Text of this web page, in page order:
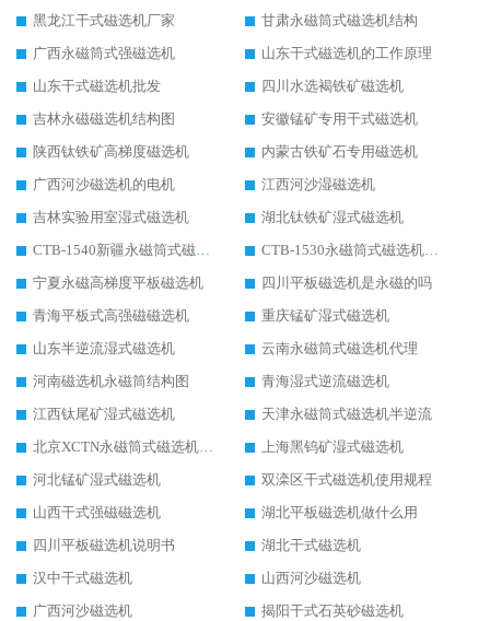
黑龙江干式磁选机厂家
甘肃永磁筒式磁选机结构
广西永磁筒式强磁选机
山东干式磁选机的工作原理
山东干式磁选机批发
四川水选褐铁矿磁选机
吉林永磁磁选机结构图
安徽锰矿专用干式磁选机
陕西钛铁矿高梯度磁选机
内蒙古铁矿石专用磁选机
广西河沙磁选机的电机
江西河沙湿磁选机
吉林实验用室湿式磁选机
湖北钛铁矿湿式磁选机
CTB-1540新疆永磁筒式磁选机
CTB-1530永磁筒式磁选机代理商
宁夏永磁高梯度平板磁选机
四川平板磁选机是永磁的吗
青海平板式高强磁磁选机
重庆锰矿湿式磁选机
山东半逆流湿式磁选机
云南永磁筒式磁选机代理
河南磁选机永磁筒结构图
青海湿式逆流磁选机
江西钛尾矿湿式磁选机
天津永磁筒式磁选机半逆流
北京XCTN永磁筒式磁选机磁块位置
上海黑钨矿湿式磁选机
河北锰矿湿式磁选机
双滦区干式磁选机使用规程
山西干式强磁磁选机
湖北平板磁选机做什么用
四川平板磁选机说明书
湖北干式磁选机
汉中干式磁选机
山西河沙磁选机
广西河沙磁选机
揭阳干式石英砂磁选机